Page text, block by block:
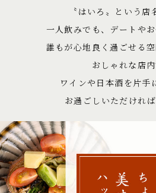
〝はいろ〟という店
一人飲みでも、デートやお
誰もが心地良く過ごせる空
おしゃれな店内
ワインや日本酒を片手
お過ごしいただければ